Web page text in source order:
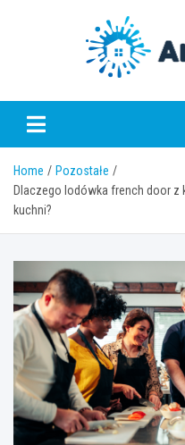
Home
Pozostałe
Dlaczego lodówka french door z
kuchni?